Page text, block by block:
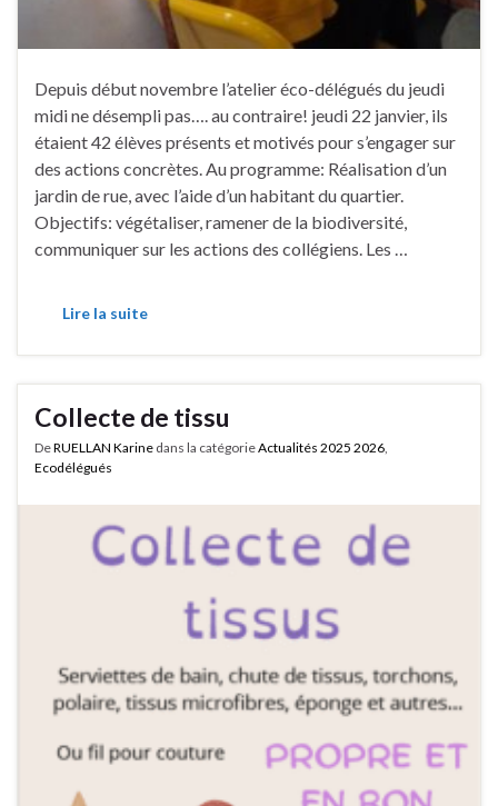
Depuis début novembre l’atelier éco-délégués du jeudi
midi ne désempli pas…. au contraire! jeudi 22 janvier, ils
étaient 42 élèves présents et motivés pour s’engager sur
des actions concrètes. Au programme: Réalisation d’un
jardin de rue, avec l’aide d’un habitant du quartier.
Objectifs: végétaliser, ramener de la biodiversité,
communiquer sur les actions des collégiens. Les …
Lire la suite
Collecte de tissu
DeRUELLAN Karine dans la catégorieActualités 2025 2026,
Ecodélégués